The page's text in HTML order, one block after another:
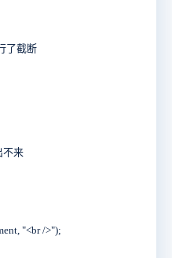
了截断
不来
"<br />");